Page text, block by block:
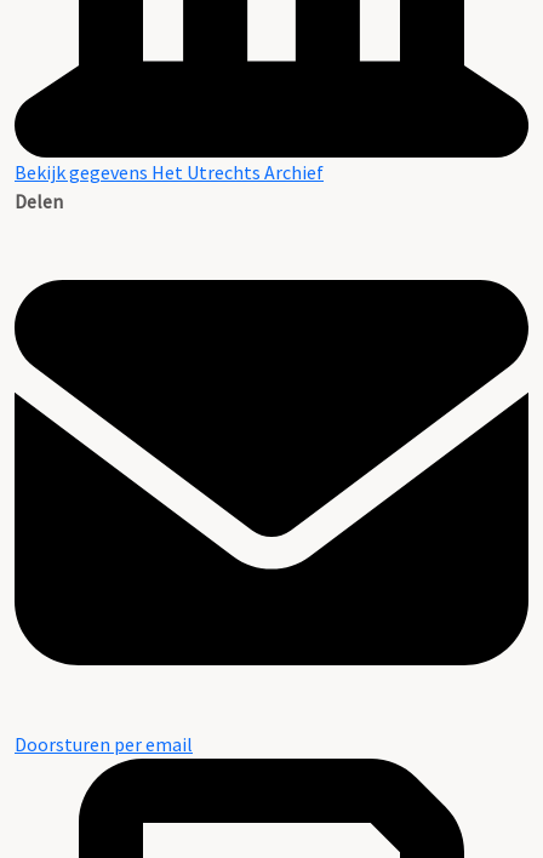
Bekijk gegevens Het Utrechts Archief
Delen
Doorsturen per email